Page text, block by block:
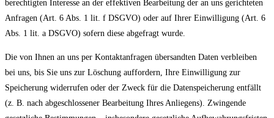
berechtigten Interesse an der effektiven Bearbeitung der an uns gerichteten
Anfragen (Art. 6 Abs. 1 lit. f DSGVO) oder auf Ihrer Einwilligung (Art. 6
Abs. 1 lit. a DSGVO) sofern diese abgefragt wurde.
Die von Ihnen an uns per Kontaktanfragen übersandten Daten verbleiben
bei uns, bis Sie uns zur Löschung auffordern, Ihre Einwilligung zur
Speicherung widerrufen oder der Zweck für die Datenspeicherung entfällt
(z. B. nach abgeschlossener Bearbeitung Ihres Anliegens). Zwingende